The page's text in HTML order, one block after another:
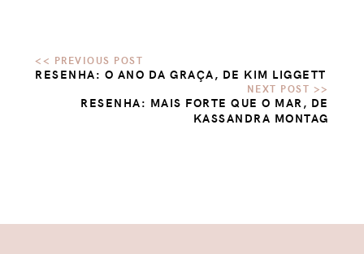
RESENHA: O ANO DA GRAÇA, DE KIM LIGGETT
RESENHA: MAIS FORTE QUE O MAR, DE
KASSANDRA MONTAG